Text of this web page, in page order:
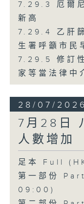
7.29.3 厄爾
新高
7.29.4 乙肝
生署呼籲市民
7.29.5 修訂
家等當法律中
28/07/2026
7月28日
人數增加
足本 Full
第一部份
09:00)